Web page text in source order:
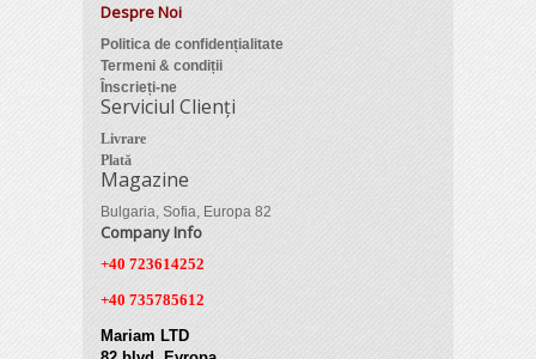
Despre Noi
Politica de confidențialitate
Termeni & condiții
Înscrieți-ne
Serviciul Clienți
Livrare
Plată
Magazine
Bulgaria, Sofia, Europa 82
Company Info
+40 723614252
+40 735785612
Mariam LTD